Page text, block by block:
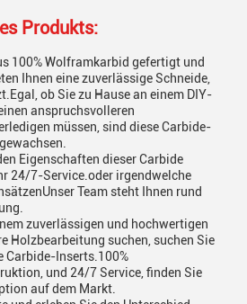
Produkts:
100% Wolframkarbid gefertigt und
Ihnen eine zuverlässige Schneide,
ob Sie zu Hause an einem DIY-
anspruchsvolleren
müssen, sind diese Carbide-
Eigenschaften dieser Carbide
24/7-Service.oder irgendwelche
Team steht Ihnen rund
zuverlässigen und hochwertigen
Holzbearbeitung suchen, suchen Sie
Carbide-Inserts.100%
und 24/7 Service, finden Sie
auf dem Markt.